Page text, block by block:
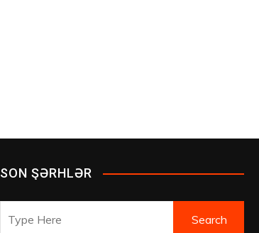
SON ŞƏRHLƏR